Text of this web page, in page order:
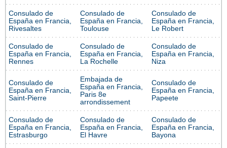
Consulado de
España en Francia,
Rivesaltes
Consulado de
España en Francia,
Toulouse
Consulado de
España en Francia,
Le Robert
Consulado de
España en Francia,
Rennes
Consulado de
España en Francia,
La Rochelle
Consulado de
España en Francia,
Niza
Consulado de
España en Francia,
Saint-Pierre
Embajada de
España en Francia,
Paris 8e
arrondissement
Consulado de
España en Francia,
Papeete
Consulado de
España en Francia,
Estrasburgo
Consulado de
España en Francia,
El Havre
Consulado de
España en Francia,
Bayona